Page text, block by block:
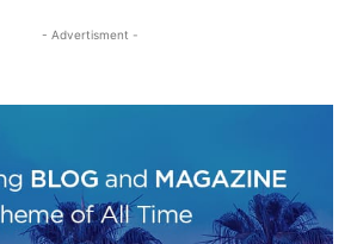
- Advertisment -